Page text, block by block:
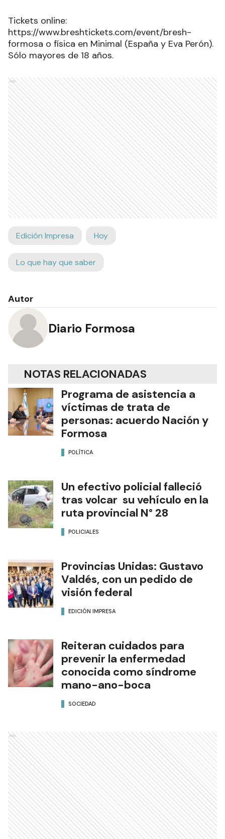
Tickets online:
https://www.breshtickets.com/event/bresh-
formosa o física en Minimal (España y Eva Perón).
Sólo mayores de 18 años.
Ads
Edición Impresa Hoy
Lo que hay que saber
Autor
Diario Formosa
NOTAS RELACIONADAS
Programa de asistencia a
víctimas de trata de
personas: acuerdo Nación y
Formosa
POLÍTICA
Un efectivo policial falleció
tras volcar su vehículo en la
ruta provincial N° 28
POLICIALES
Provincias Unidas: Gustavo
Valdés, con un pedido de
visión federal
EDICIÓN IMPRESA
Reiteran cuidados para
prevenir la enfermedad
conocida como síndrome
mano-ano-boca
SOCIEDAD
Ads